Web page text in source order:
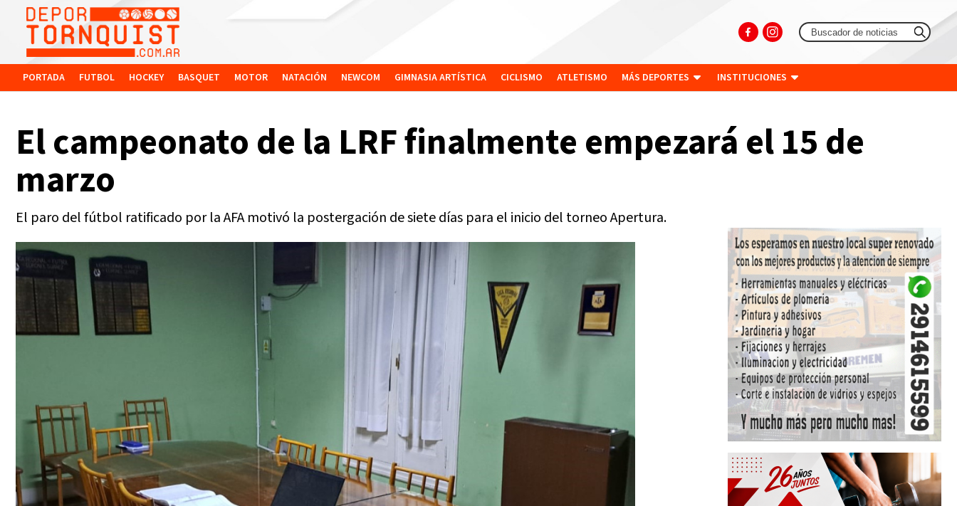
PORTADA FUTBOL HOCKEY BASQUET MOTOR NATACIÓN NEWCOM GIMNASIA ARTÍSTICA CICLISMO ATLETISMO MÁS DEPORTES INSTITUCIONES
El campeonato de la LRF finalmente empezará el 15 de
marzo
El paro del fútbol ratificado por la AFA motivó la postergación de siete días para el inicio del torneo Apertura.